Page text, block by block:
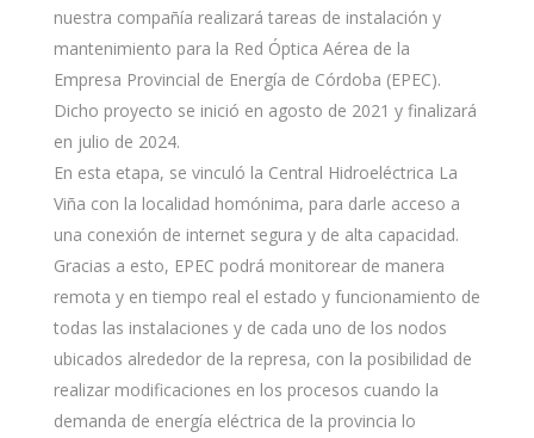
nuestra compañía realizará tareas de instalación y
mantenimiento para la Red Óptica Aérea de la
Empresa Provincial de Energía de Córdoba (EPEC).
Dicho proyecto se inició en agosto de 2021 y finalizará
en julio de 2024.
En esta etapa, se vinculó la Central Hidroeléctrica La
Viña con la localidad homónima, para darle acceso a
una conexión de internet segura y de alta capacidad.
Gracias a esto, EPEC podrá monitorear de manera
remota y en tiempo real el estado y funcionamiento de
todas las instalaciones y de cada uno de los nodos
ubicados alrededor de la represa, con la posibilidad de
realizar modificaciones en los procesos cuando la
demanda de energía eléctrica de la provincia lo